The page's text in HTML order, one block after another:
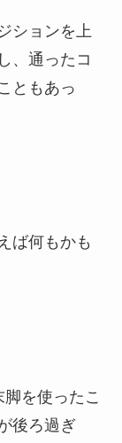
ションを上
、通ったコ
ともあっ
ば何もかも
を使ったこ
後ろ過ぎ